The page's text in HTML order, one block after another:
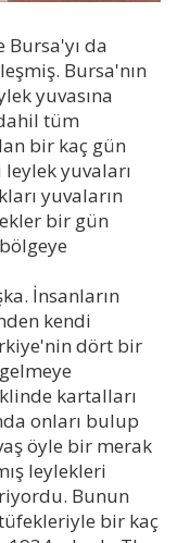
Bursa'yı da
Bursa'nın
yuvasına
tüm
bir kaç gün
yuvaları
yuvaların
bir gün
İnsanların
kendi
dört bir
kartalları
onları bulup
öyle bir merak
leylekleri
Bunun
bir kaç